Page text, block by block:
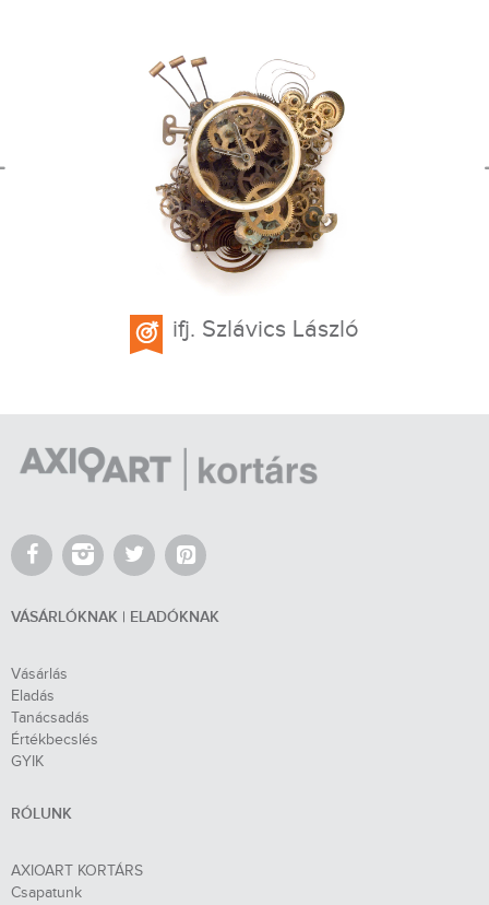
ifj. Szlávics László
VÁSÁRLÓKNAK | ELADÓKNAK
Vásárlás
Eladás
Tanácsadás
Értékbecslés
GYIK
RÓLUNK
AXIOART KORTÁRS
Csapatunk